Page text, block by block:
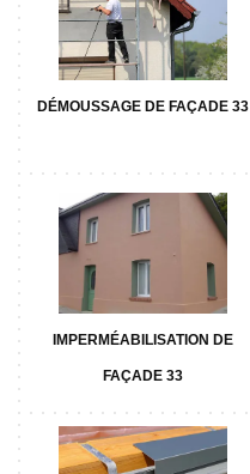
DÉMOUSSAGE DE FAÇADE 33
IMPERMÉABILISATION DE
FAÇADE 33